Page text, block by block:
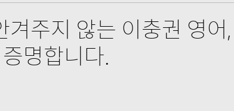
주지 않는 이충권 영어,
명합니다.